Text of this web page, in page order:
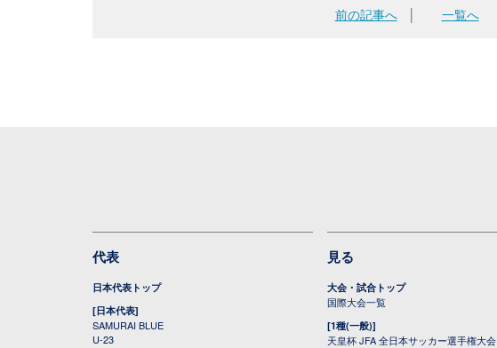
前の記事へ│ 一覧へ
代表
日本代表トップ
[日本代表]
SAMURAI BLUE
U-23
見る
大会・試合トップ
国際大会一覧
[1種(一般)]
天皇杯 JFA 全日本サッカー選手権大会